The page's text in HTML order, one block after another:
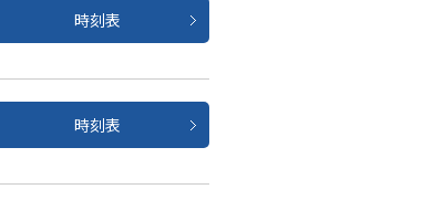
時刻表
時刻表